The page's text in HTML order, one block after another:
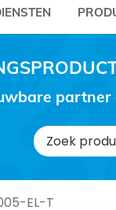
Zoeken
naar:
EL-T